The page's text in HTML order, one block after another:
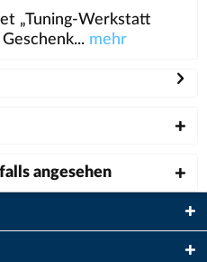
„Tuning-Werkstatt
mehr
angesehen